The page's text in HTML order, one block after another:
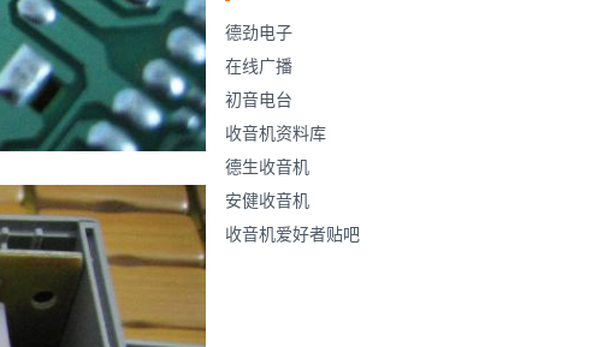
德劲电子
在线广播
初音电台
收音机资料库
德生收音机
安健收音机
收音机爱好者贴吧